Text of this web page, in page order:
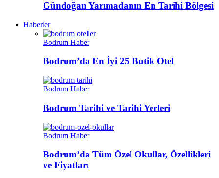
Gündoğan Yarımadanın En Tarihi Bölgesi
Haberler
Bodrum Haber
Bodrum’da En İyi 25 Butik Otel
Bodrum Haber
Bodrum Tarihi ve Tarihi Yerleri
Bodrum Haber
Bodrum’da Tüm Özel Okullar, Özellikleri
ve Fiyatları